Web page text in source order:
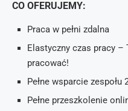
CO OFERUJEMY:
Praca w pełni zdalna
Elastyczny czas pracy –
pracować!
Pełne wsparcie
Pełne przeszkolenie